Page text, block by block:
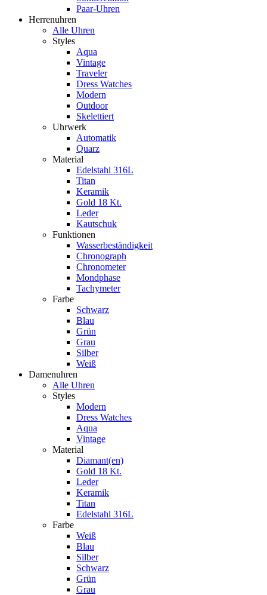
Paar-Uhren
Herrenuhren
Alle Uhren
Styles
Aqua
Vintage
Traveler
Dress Watches
Modern
Outdoor
Skelettiert
Uhrwerk
Automatik
Quarz
Material
Edelstahl 316L
Titan
Keramik
Gold 18 Kt.
Leder
Kautschuk
Funktionen
Wasserbeständigkeit
Chronograph
Chronometer
Mondphase
Tachymeter
Farbe
Schwarz
Blau
Grün
Grau
Silber
Weiß
Damenuhren
Alle Uhren
Styles
Modern
Dress Watches
Aqua
Vintage
Material
Diamant(en)
Gold 18 Kt.
Leder
Keramik
Titan
Edelstahl 316L
Farbe
Weiß
Blau
Silber
Schwarz
Grün
Grau